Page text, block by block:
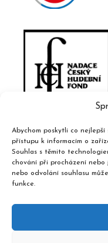
Abychom poskytli co
přístupu k informacím o
Souhlas s těmito
chování při procházení nebo
nebo odvolání souhlasu
funkce.